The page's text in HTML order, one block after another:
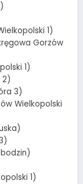
1)
Gorzów
1)
2)
3)
Wielkopolski
1)